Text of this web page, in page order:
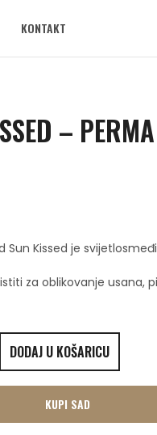
KONTAKT
–
Sun Kissed je
za oblikovanje usana,
DODAJ U KOŠARICU
KUPI SAD